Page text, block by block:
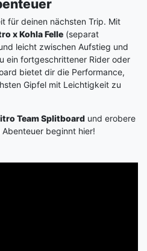
für deinen nächsten Trip. Mit
x Kohla Felle (separat
leicht zwischen Aufstieg und
ein fortgeschrittener Rider oder
bietet dir die Performance,
Gipfel mit Leichtigkeit zu
Team Splitboard und erobere
beginnt hier!